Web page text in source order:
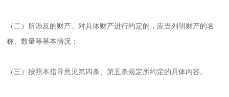
（二）所涉及的财产。对具体财产进行约定的，应当列明财产的名
称、数量等基本情况；
（三）按照本指导意见第四条、第五条规定所约定的具体内容。